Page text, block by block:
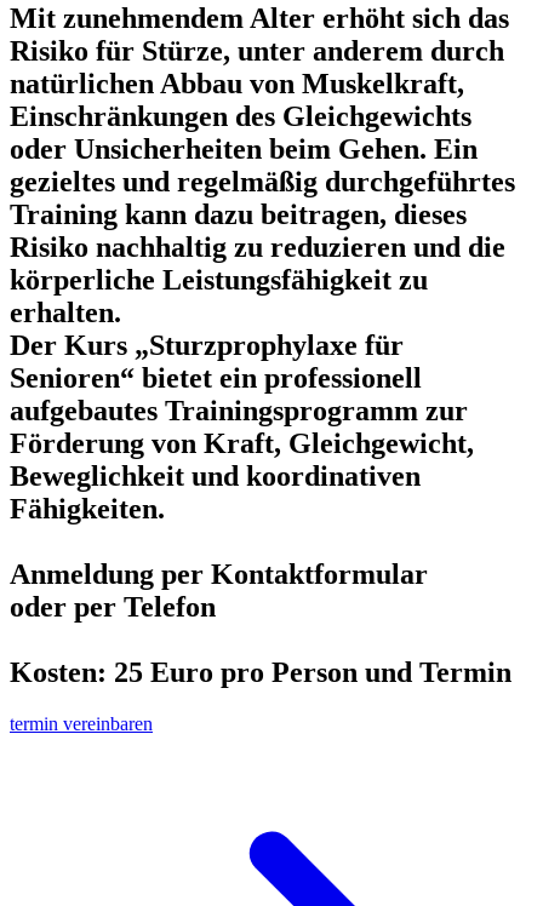
Mit zunehmendem Alter erhöht sich das
Risiko für Stürze, unter anderem durch
natürlichen Abbau von Muskelkraft,
Einschränkungen des Gleichgewichts
oder Unsicherheiten beim Gehen. Ein
gezieltes und regelmäßig durchgeführtes
Training kann dazu beitragen, dieses
Risiko nachhaltig zu reduzieren und die
körperliche Leistungsfähigkeit zu
erhalten.
Der Kurs „Sturzprophylaxe für
Senioren“ bietet ein professionell
aufgebautes Trainingsprogramm zur
Förderung von Kraft, Gleichgewicht,
Beweglichkeit und koordinativen
Fähigkeiten.
Anmeldung per Kontaktformular
oder per Telefon
Kosten: 25 Euro pro Person und Termin
termin vereinbaren